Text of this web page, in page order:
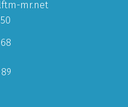
mr.net